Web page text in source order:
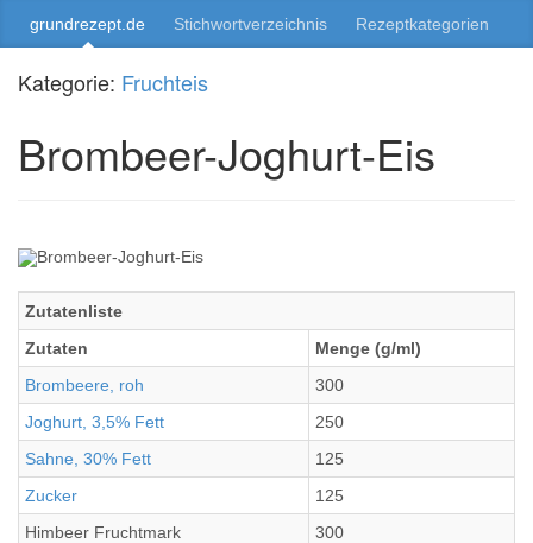
grundrezept.de Stichwortverzeichnis Rezeptkategorien
Kategorie: Fruchteis
Brombeer-Joghurt-Eis
Zutatenliste
Zutaten
Menge (g/ml)
Brombeere, roh
300
Joghurt, 3,5% Fett
250
Sahne, 30% Fett
125
Zucker
125
Himbeer Fruchtmark
300